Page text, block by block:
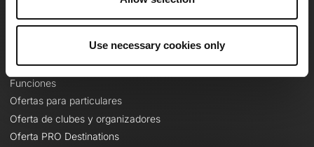
Use necessary cookies only
Le Mag'
Mapas base topográficos
Funciones
Ofertas para particulares
Oferta de clubes y organizadores
Oferta PRO Destinations